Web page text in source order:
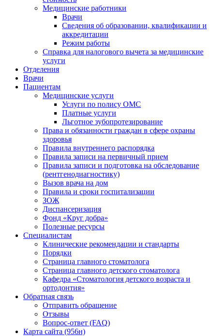
Медицинские работники
Врачи
Сведения об образовании, квалификации и
аккредитации
Режим работы
Справка для налогового вычета за медицинские
услуги
Отделения
Врачи
Пациентам
Медицинские услуги
Услуги по полису ОМС
Платные услуги
Льготное зубопротезирование
Права и обязанности граждан в сфере охраны
здоровья
Правила внутреннего распорядка
Правила записи на первичный прием
Правила записи и подготовка на обследование
(рентгенодиагностику)
Вызов врача на дом
Правила и сроки госпитализации
ЗОЖ
Диспансеризация
Фонд «Круг добра»
Полезные ресурсы
Специалистам
Клинические рекомендации и стандарты
Порядки
Страница главного стоматолога
Страница главного детского стоматолога
Кафедра «Стоматология детского возраста и
ортодонтия»
Обратная связь
Отправить обращение
Отзывы
Вопрос-ответ (FAQ)
Карта сайта (956н)